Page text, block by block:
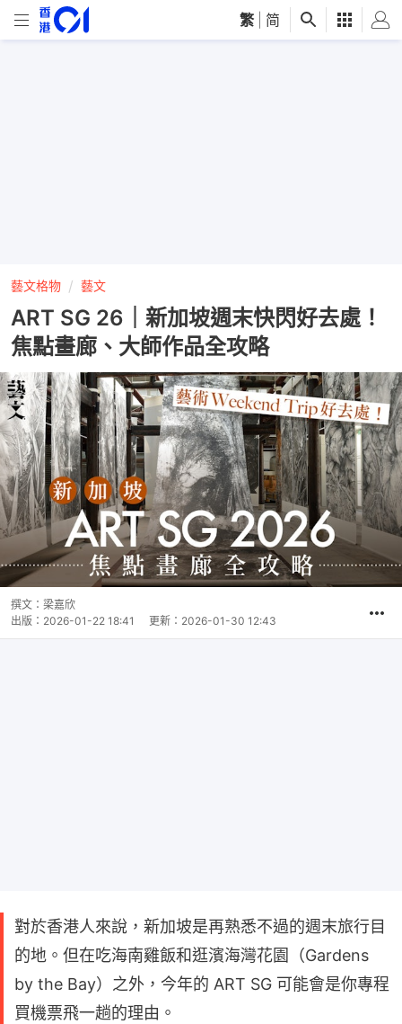
繁 简
藝文格物 藝文
ART SG 26｜新加坡週末快閃好去處！
焦點畫廊、大師作品全攻略
撰文： 梁嘉欣
出版： 2026-01-22 18:41 更新： 2026-01-30 12:43
對於香港人來說，新加坡是再熟悉不過的週末旅行目
的地。但在吃海南雞飯和逛濱海灣花園（Gardens
by the Bay）之外，今年的 ART SG 可能會是你專程
買機票飛一趟的理由。